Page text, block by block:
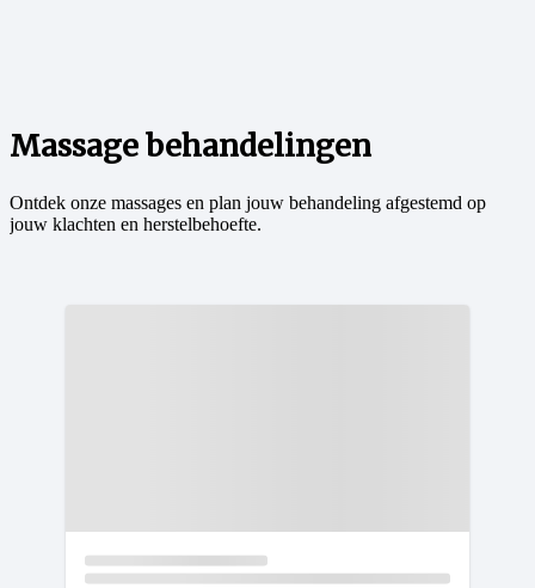
Massage behandelingen
Ontdek onze massages en plan jouw behandeling afgestemd op
jouw klachten en herstelbehoefte.